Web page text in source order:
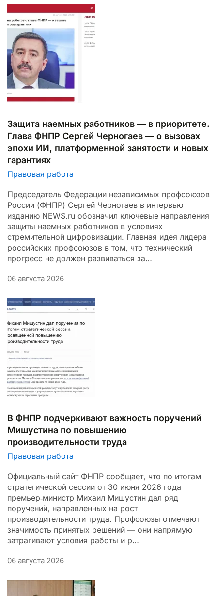
Защита наемных работников — в приоритете.
Глава ФНПР Сергей Черногаев — о вызовах
эпохи ИИ, платформенной занятости и новых
гарантиях
Правовая работа
Председатель Федерации независимых профсоюзов
России (ФНПР) Сергей Черногаев в интервью
изданию NEWS.ru обозначил ключевые направления
защиты наемных работников в условиях
стремительной цифровизации. Главная идея лидера
российских профсоюзов в том, что технический
прогресс не должен развиваться за…
06 августа 2026
В ФНПР подчеркивают важность поручений
Мишустина по повышению
производительности труда
Правовая работа
Официальный сайт ФНПР сообщает, что по итогам
стратегической сессии от 30 июня 2026 года
премьер‑министр Михаил Мишустин дал ряд
поручений, направленных на рост
производительности труда. Профсоюзы отмечают
значимость принятых решений — они напрямую
затрагивают условия работы и р…
06 августа 2026